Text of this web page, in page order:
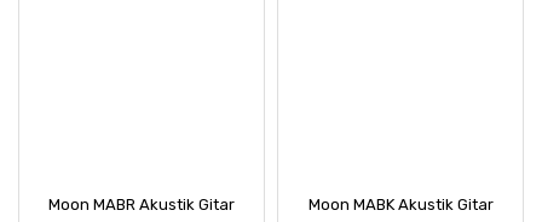
Moon MABR Akustik Gitar Moon MABK Akustik Gitar